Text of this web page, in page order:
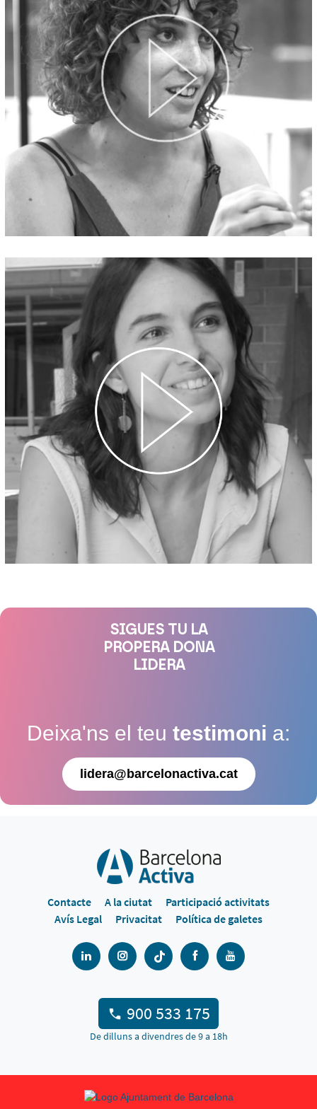
SIGUES TU LA
PROPERA DONA
LIDERA
Deixa'ns el teu testimoni a:
lidera@barcelonactiva.cat
Contacte A la ciutat
Participació activitats
Avís Legal
Privacitat Política de galetes
900 533 175
De dilluns a divendres de 9 a 18h